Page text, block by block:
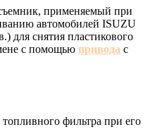
применяемый при
автомобилей ISUZU
для снятия пластикового
с помощью привода с
топливного фильтра при его